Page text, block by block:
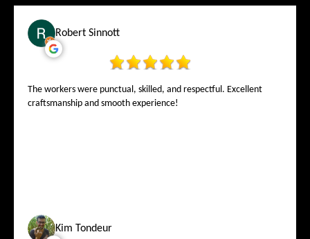
Robert Sinnott
The workers were punctual, skilled, and respectful. Excellent
craftsmanship and smooth experience!
Kim Tondeur